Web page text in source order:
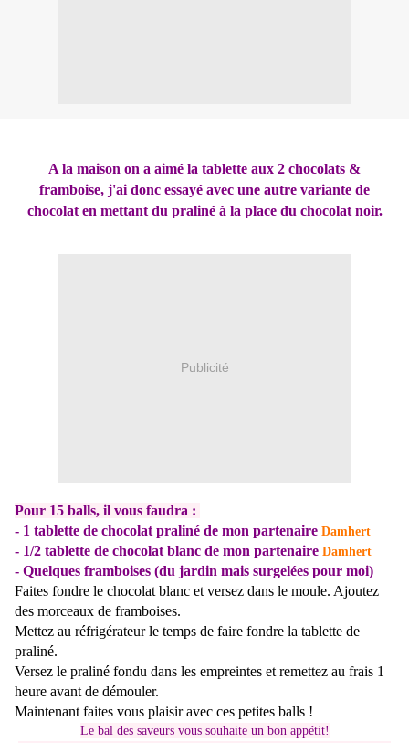
A la maison on a aimé la tablette aux 2 chocolats &
framboise, j'ai donc essayé avec une autre variante de
chocolat en mettant du praliné à la place du chocolat noir.
Publicité
Pour 15 balls, il vous faudra :
- 1 tablette de chocolat praliné de mon partenaire Damhert
- 1/2 tablette de chocolat blanc de mon partenaire Damhert
- Quelques framboises (du jardin mais surgelées pour moi)
Faites fondre le chocolat blanc et versez dans le moule. Ajoutez
des morceaux de framboises.
Mettez au réfrigérateur le temps de faire fondre la tablette de
praliné.
Versez le praliné fondu dans les empreintes et remettez au frais 1
heure avant de démouler.
Maintenant faites vous plaisir avec ces petites balls !
Le bal des saveurs vous souhaite un bon appétit!